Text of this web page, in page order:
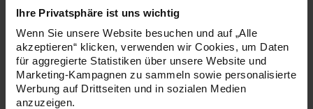
Ihre Privatsphäre ist uns wichtig
Wenn Sie unsere Website besuchen und auf „Alle
akzeptieren“ klicken, verwenden wir Cookies, um Daten
für aggregierte Statistiken über unsere Website und
Marketing-Kampagnen zu sammeln sowie personalisierte
Werbung auf Drittseiten und in sozialen Medien
anzuzeigen.
mit glänzender Hot Foil, Glitter und Accessoires, wie zum
Beispiel Tüll oder Strasssteinchen, veredelt. Die 3D-Sticker
sind hochwertig verarbeitet und sorgen für den letzten Schliff
auf Ihren Karten.